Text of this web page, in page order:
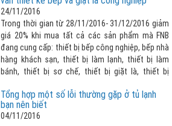
màu khác trong quá trình giặt chung.
24/11/2016
Trong thời gian từ 28/11/2016- 31/12/2016 giảm
giá 20% khi mua tất cả các sản phẩm mà FNB
đang cung cấp: thiết bị bếp công nghiệp, bếp nhà
hàng khách sạn, thiết bị làm lạnh, thiết bị làm
bánh, thiết bị sơ chế, thiết bị giặt là, thiết bị
Gói Tư Vấn Thiết Kế Bếp và Giặt Là Công Nghiệp
Tổng hợp một số lỗi thường gặp ở tủ lạnh
bạn nên biết
04/11/2016